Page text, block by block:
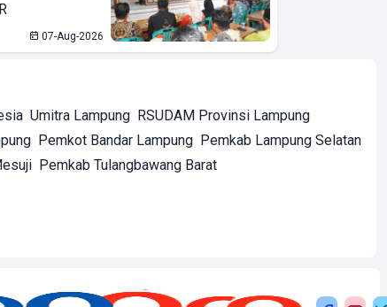
07-Aug-2026
Umitra Lampung RSUDAM Provinsi Lampung
Pemkot Bandar Lampung Pemkab Lampung Selatan
Pemkab Tulangbawang Barat